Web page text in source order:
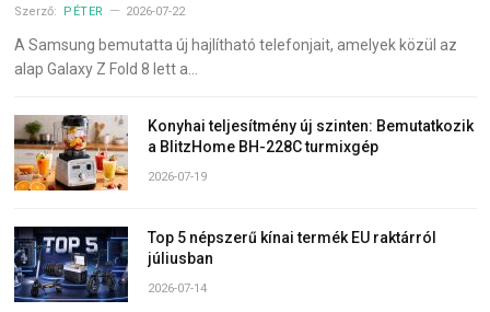
Szerző: PÉTER 2026-07-22
A Samsung bemutatta új hajlítható telefonjait, amelyek közül az
alap Galaxy Z Fold 8 lett a…
Konyhai teljesítmény új szinten: Bemutatkozik
a BlitzHome BH-228C turmixgép
2026-07-19
Top 5 népszerű kínai termék EU raktárról
júliusban
2026-07-14